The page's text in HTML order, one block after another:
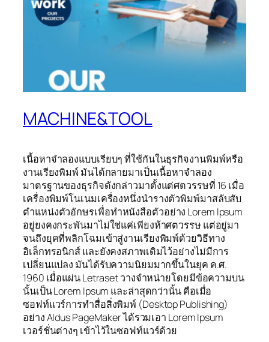
MACHINE&TOOL
เนื้อหาจำลองแบบเรียบๆ ที่ใช้กันในธุรกิจงานพิมพ์หรือ
งานเรียงพิมพ์ มันได้กลายมาเป็นเนื้อหาจำลอง
มาตรฐานของธุรกิจดังกล่าวมาตั้งแต่ศตวรรษที่ 16 เมื่อ
เครื่องพิมพ์โนเนมเครื่องหนึ่งนำรางตัวพิมพ์มาสลับสับ
ตำแหน่งตัวอักษรเพื่อทำหนังสือตัวอย่าง Lorem Ipsum
อยู่ยงคงกระพันมาไม่ใช่แค่เพียงห้าศตวรรษ แต่อยู่มา
จนถึงยุคที่พลิกโฉมเข้าสู่งานเรียงพิมพ์ด้วยวิธีทาง
อิเล็กทรอนิกส์ และยังคงสภาพเดิมไว้อย่างไม่มีการ
เปลี่ยนแปลง มันได้รับความนิยมมากขึ้นในยุค ค.ศ.
1960 เมื่อแผ่น Letraset วางจำหน่ายโดยมีข้อความบน
นั้นเป็น Lorem Ipsum และล่าสุดกว่านั้น คือเมื่อ
ซอฟท์แวร์การทำสื่อสิ่งพิมพ์ (Desktop Publishing)
อย่าง Aldus PageMaker ได้รวมเอา Lorem Ipsum
เวอร์ชั่นต่างๆ เข้าไว้ในซอฟท์แวร์ด้วย